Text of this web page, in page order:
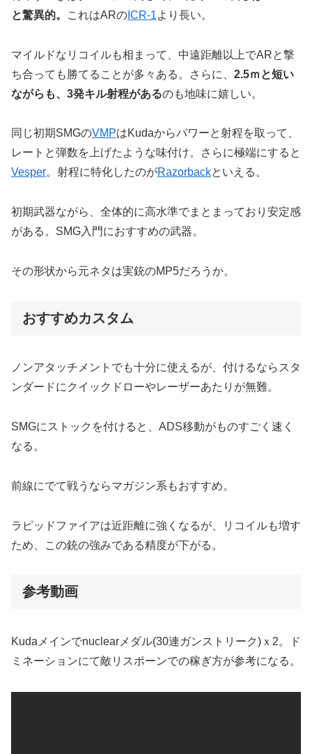
と驚異的。
これはARの ICR-1より長い。
マイルドなリコイルも相まって、中遠距離以上でARと撃
ち合っても勝てることが多々ある。さらに、 2.5ｍと短い
ながらも、3発キル射程があるのも地味に嬉しい。
同じ初期SMGのVMPはKudaからパワーと射程を取って、
レートと弾数を上げたような味付け。さらに極端にすると
Vesper。射程に特化したのがRazorbackといえる。
初期武器ながら、全体的に高水準でまとまっており安定感
がある。SMG入門におすすめの武器。
その形状から元ネタは実銃のMP5だろうか。
おすすめカスタム
ノンアタッチメントでも十分に使えるが、付けるならスタ
ンダードにクイックドローやレーザーあたりが無難。
SMGにストックを付けると、ADS移動がものすごく速く
なる。
前線にでて戦うならマガジン系もおすすめ。
ラピッドファイアは近距離に強くなるが、リコイルも増す
ため、この銃の強みである精度が下がる。
参考動画
Kudaメインでnuclearメダル(30連ガンストリーク)ｘ2。ド
ミネーションにて敵リスポーンでの稼ぎ方が参考になる。